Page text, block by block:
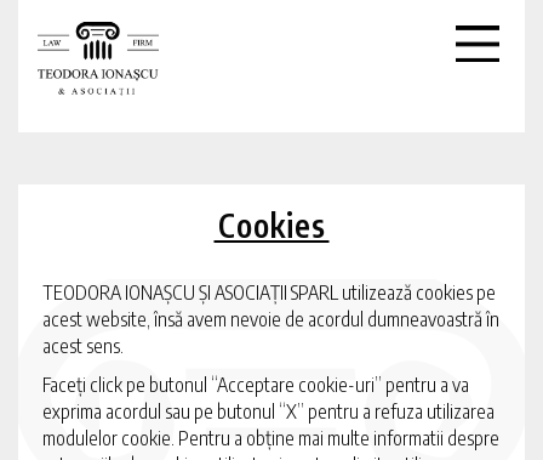
Cookies
TEODORA IONAȘCU ȘI ASOCIAȚII SPARL utilizează cookies pe
acest website, însă avem nevoie de acordul dumneavoastră în
acest sens.
Faceți click pe butonul “Acceptare cookie-uri” pentru a va
exprima acordul sau pe butonul “X” pentru a refuza utilizarea
modulelor cookie. Pentru a obține mai multe informatii despre